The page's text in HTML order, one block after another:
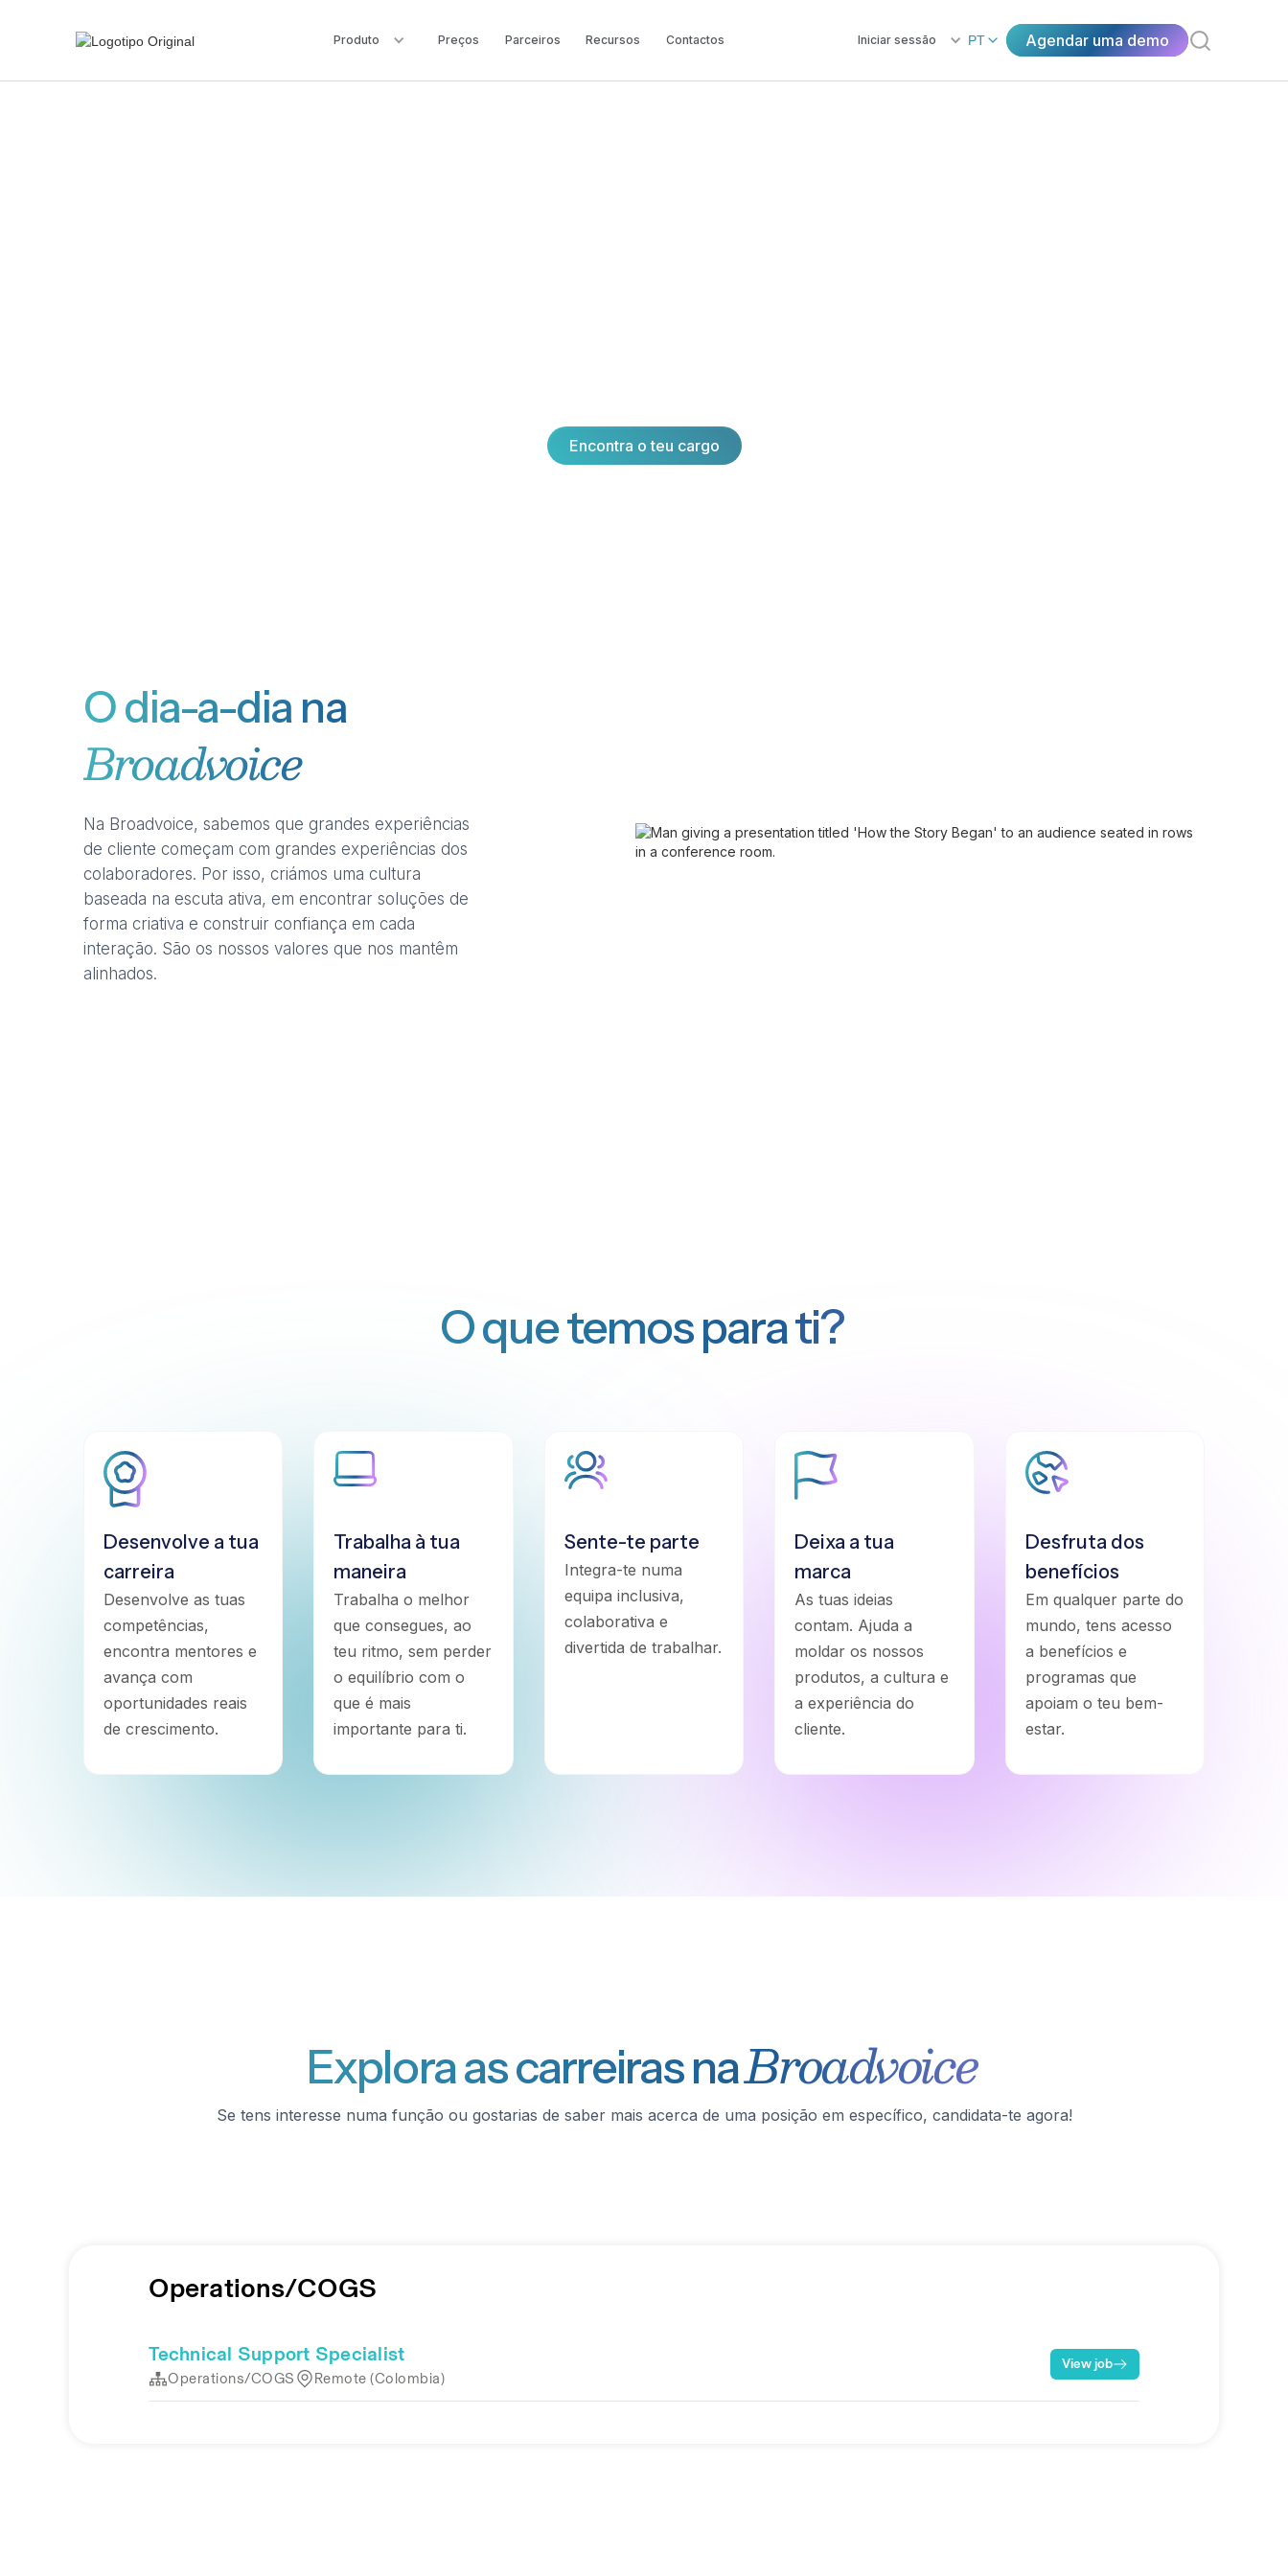
Produto Preços Parceiros Recursos Contactos Iniciar sessão PT Agendar uma demo
Encontra o teu cargo
O dia-a-dia na
Broadvoice
Na Broadvoice, sabemos que grandes experiências
de cliente começam com grandes experiências dos
colaboradores. Por isso, criámos uma cultura
baseada na escuta ativa, em encontrar soluções de
forma criativa e construir confiança em cada
interação. São os nossos valores que nos mantêm
alinhados.
O que temos para ti?
Desenvolve a tua
carreira
Desenvolve as tuas
competências,
encontra mentores e
avança com
oportunidades reais
de crescimento.
Trabalha à tua
maneira
Trabalha o melhor
que consegues, ao
teu ritmo, sem perder
o equilíbrio com o
que é mais
importante para ti.
Sente-te parte
Integra-te numa
equipa inclusiva,
colaborativa e
divertida de trabalhar.
Deixa a tua
marca
As tuas ideias
contam. Ajuda a
moldar os nossos
produtos, a cultura e
a experiência do
cliente.
Desfruta dos
benefícios
Em qualquer parte do
mundo, tens acesso
a benefícios e
programas que
apoiam o teu bem-
estar.
Explora as carreiras naBroadvoice
Se tens interesse numa função ou gostarias de saber mais acerca de uma posição em específico, candidata-te agora!